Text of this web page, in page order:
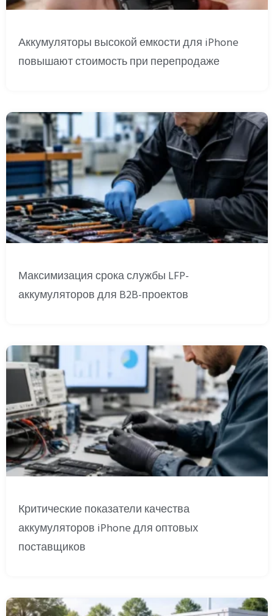
Аккумуляторы высокой емкости для iPhone
повышают стоимость при перепродаже
Максимизация срока службы LFP-
аккумуляторов для B2B-проектов
Критические показатели качества
аккумуляторов iPhone для оптовых
поставщиков